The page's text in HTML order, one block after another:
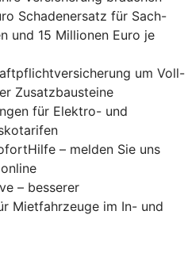
Schadenersatz für Sach-
und 15 Millionen Euro je
um Voll-
Zusatzbausteine
für Elektro- und
– melden Sie uns
– besserer
Mietfahrzeuge im In- und